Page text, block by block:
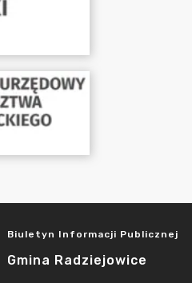
Biuletyn Informacji Publicznej
Gmina Radziejowice